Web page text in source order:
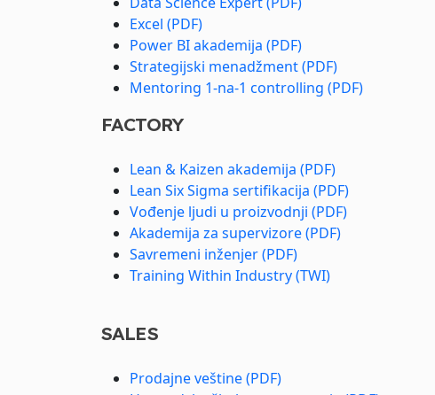
Excel (PDF)
Power BI akademija (PDF)
Strategijski menadžment (PDF)
Mentoring 1-na-1 controlling (PDF)
FACTORY
Lean & Kaizen akademija (PDF)
Lean Six Sigma sertifikacija (PDF)
Vođenje ljudi u proizvodnji (PDF)
Akademija za supervizore (PDF)
Savremeni inženjer (PDF)
Training Within Industry (TWI)
SALES
Prodajne veštine (PDF)